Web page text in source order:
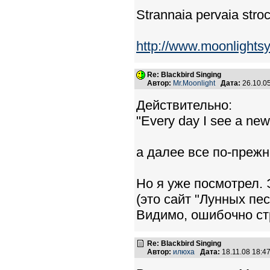
Strannaia pervaia
http://
Re: Blackbird Singing
Автор: Mr.Moonlight Дата:
Действительно:
"Every day I see a
а далее все по-
Но я уже посмотрел.
(это сайт "Лунных
Видимо, ошибочно
Re: Blackbird Singing
Автор: илюха Дата: 18.11.08